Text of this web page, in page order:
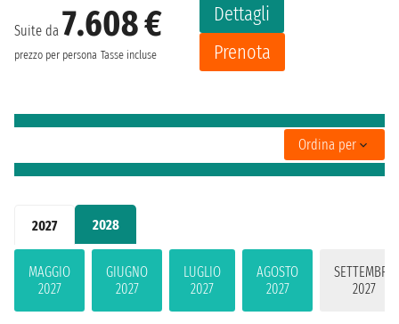
2027 2028
MAGGIO
2027
GIUGNO
2027
LUGLIO
2027
AGOSTO
2027
SETTEMBRE
2027
Suite da 7.608 €
prezzo per persona Tasse incluse
Dettagli
Prenota
Ordina per